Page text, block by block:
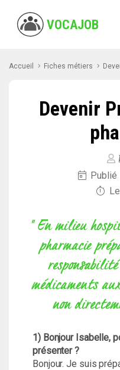
VOCAJOB
Accueil Fiches métiers
Devenir
Publié
" En milieu
pharmacie
médicaments
non
1) Bonjour Isabelle,
présenter ?
Bonjour. Je suis